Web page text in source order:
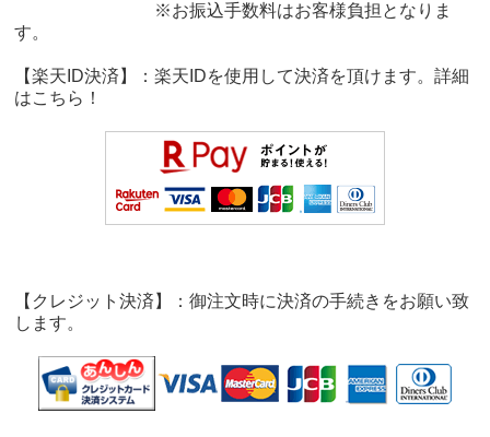
※お振込手数料はお客様負担となりま
す。
【楽天ID決済】：楽天IDを使用して決済を頂けます。詳細
はこちら！
【クレジット決済】：御注文時に決済の手続きをお願い致
します。